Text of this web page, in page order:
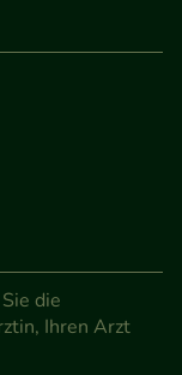
es uns
Inhalte
zu
sich
der Nutzung
Hilfe wir
die
Ihren Arzt